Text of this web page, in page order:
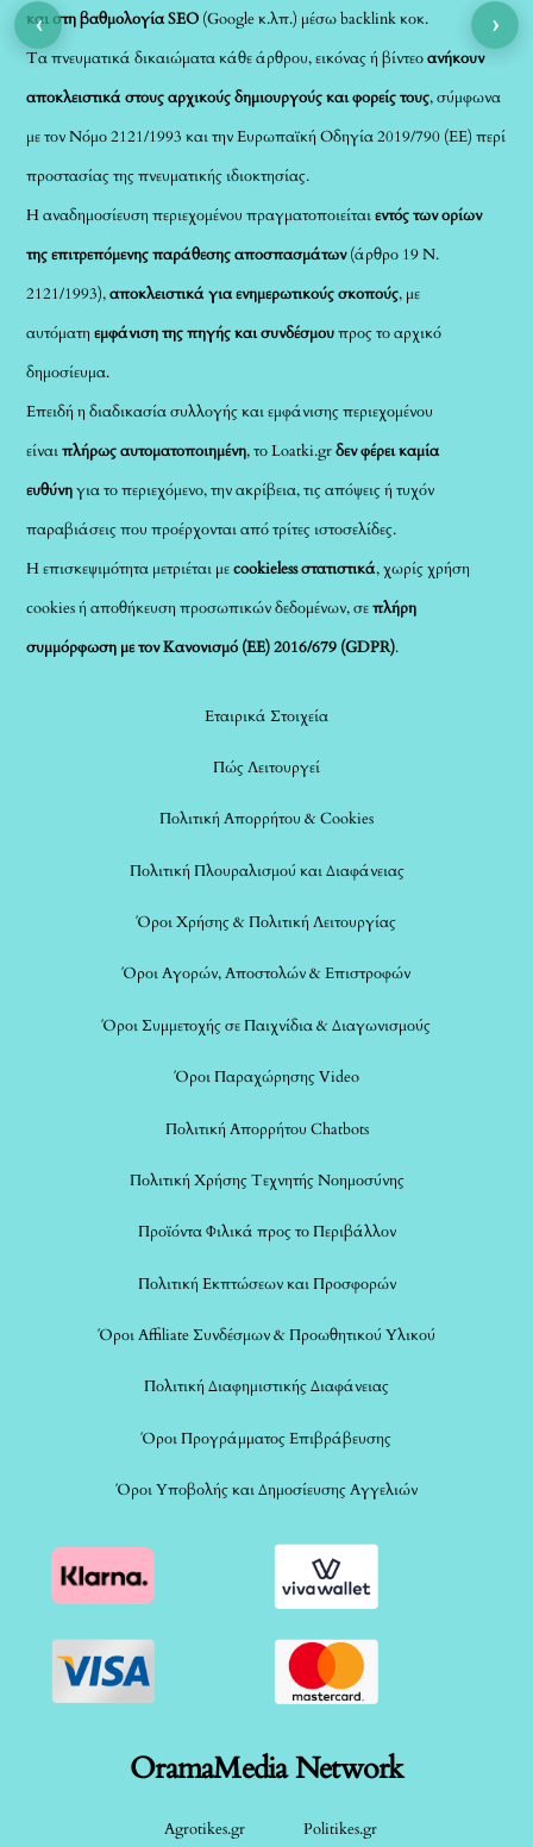
και στη βαθμολογία SEO (Google κ.λπ.) μέσω backlink κοκ.
Τα πνευματικά δικαιώματα κάθε άρθρου, εικόνας ή βίντεοανήκουν
αποκλειστικά στους αρχικούς δημιουργούς και φορείς τους, σύμφωνα
με τον Νόμο 2121/1993 και την Ευρωπαϊκή Οδηγία 2019/790 (ΕΕ) περί
προστασίας της πνευματικής ιδιοκτησίας.
Η αναδημοσίευση περιεχομένου πραγματοποιείταιεντός των ορίων
της επιτρεπόμενης παράθεσης αποσπασμάτων(άρθρο 19 Ν.
2121/1993),αποκλειστικά για ενημερωτικούς σκοπούς, με
αυτόματηεμφάνιση της πηγής και συνδέσμουπρος το αρχικό
δημοσίευμα.
Επειδή η διαδικασία συλλογής και εμφάνισης περιεχομένου
είναιπλήρως αυτοματοποιημένη, το Loatki.grδεν φέρει καμία
ευθύνηγια το περιεχόμενο, την ακρίβεια, τις απόψεις ή τυχόν
παραβιάσεις που προέρχονται από τρίτες ιστοσελίδες.
Η επισκεψιμότητα μετριέται μεcookieless στατιστικά, χωρίς χρήση
cookies ή αποθήκευση προσωπικών δεδομένων, σεπλήρη
συμμόρφωση με τον Κανονισμό (ΕΕ) 2016/679 (GDPR).
Εταιρικά Στοιχεία
Πώς Λειτουργεί
Πολιτική Απορρήτου & Cookies
Πολιτική Πλουραλισμού και Διαφάνειας
Όροι Χρήσης & Πολιτική Λειτουργίας
Όροι Αγορών, Αποστολών & Επιστροφών
Όροι Συμμετοχής σε Παιχνίδια & Διαγωνισμούς
Όροι Παραχώρησης Video
Πολιτική Απορρήτου Chatbots
Πολιτική Χρήσης Τεχνητής Νοημοσύνης
Προϊόντα Φιλικά προς το Περιβάλλον
Πολιτική Εκπτώσεων και Προσφορών
Όροι Affiliate Συνδέσμων & Προωθητικού Υλικού
Πολιτική Διαφημιστικής Διαφάνειας
Όροι Προγράμματος Επιβράβευσης
Όροι Υποβολής και Δημοσίευσης Αγγελιών
OramaMedia Network
Agrotikes.gr Politikes.gr
‹ ›